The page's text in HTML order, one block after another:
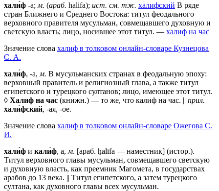
хали́ф -а; м. (араб. halifa); ист. см. тж. халифский В ряде
стран Ближнего и Среднего Востока: титул феодального
верховного правителя мусульман, совмещавшего духовную и
светскую власть; лицо, носившее этот титул. — халиф на час
Значение слова халиф в толковом онлайн-словаре Кузнецова
С. А.
хали́ф, -а, м. В мусульманских странах в феодальную эпоху:
верховный правитель и религиозный глава, а также титул
египетского и турецкого султанов; лицо, имеющее этот титул.
◊ Халиф на час (книжн.) — то же, что калиф на час. || прил.
хали́фский, -ая, -ое.
Значение слова халиф в толковом онлайн-словаре Ожегова C.
И.
хали́ф и кали́ф, а, м. [араб. ḫalīfa — наместник] (истор.).
Титул верховного главы мусульман, совмещавшего светскую
и духовную власть, как преемник Магомета, в государствах
арабов до 13 века. || Титул египетского, а затем турецкого
султана, как духовного главы всех мусульман.